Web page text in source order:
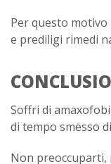
Per questo
e prediligi rimedi
Soffri di
di tempo smesso
Non preoccuparti,